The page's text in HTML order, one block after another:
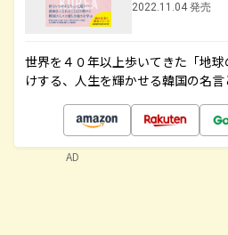
2022.11.04 発売
世界を４０年以上歩いてきた「地
けする、人生を輝かせる韓国の名
AD